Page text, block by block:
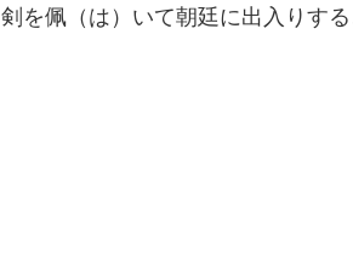
剣を佩（は）いて朝廷に出入りす